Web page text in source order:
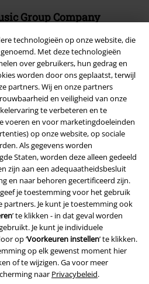
technologieën op onze website, die
genoemd. Met deze technologieën
over gebruikers, hun gedrag en
worden door ons geplaatst, terwijl
partners. Wij en onze partners
en veiligheid van onze
te verbeteren en te
voeren en voor marketingdoeleinden
op onze website, op sociale
Als gegevens worden
Staten, worden deze alleen gedeeld
zijn aan een adequaatheidsbesluit
en naar behoren gecertificeerd zijn.
geef je toestemming voor het gebruik
partners. Je kunt je toestemming ook
’ te klikken - in dat geval worden
Je kunt je individuele
op ‘Voorkeuren instellen’ te klikken.
op elk gewenst moment hier
of te wijzigen. Ga voor meer
naar Privacybeleid.
Group Company